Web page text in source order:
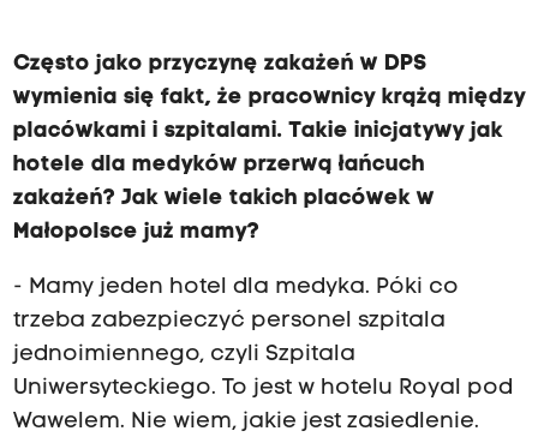
Często jako przyczynę zakażeń w DPS
wymienia się fakt, że pracownicy krążą między
placówkami i szpitalami. Takie inicjatywy jak
hotele dla medyków przerwą łańcuch
zakażeń? Jak wiele takich placówek w
Małopolsce już mamy?
- Mamy jeden hotel dla medyka. Póki co
trzeba zabezpieczyć personel szpitala
jednoimiennego, czyli Szpitala
Uniwersyteckiego. To jest w hotelu Royal pod
Wawelem. Nie wiem, jakie jest zasiedlenie.